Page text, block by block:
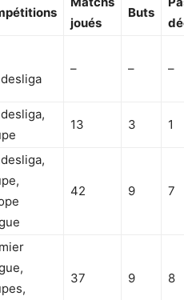
joués
Buts
– – –
13 3 1
42 9 7
37 9 8